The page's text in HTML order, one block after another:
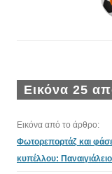
Εικόνα 25
Εικόνα από το άρθρο:
Φωτορεπορτάζ και
κυπέλλου: